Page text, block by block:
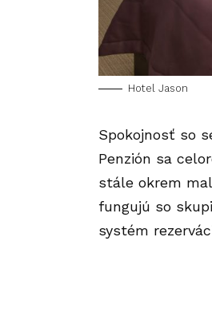
Hotel Jason
Spokojnosť so
Penzión sa
stále okrem
fungujú so
systém